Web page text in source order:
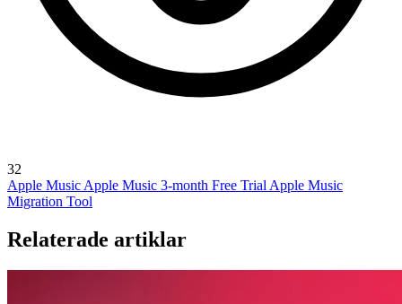
32
Apple Music Apple Music 3-month Free Trial Apple Music
Migration Tool
Relaterade artiklar